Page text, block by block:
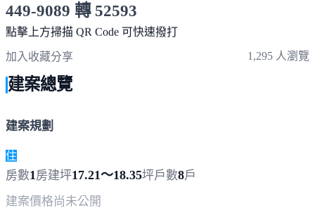
449-9089 轉 52593
服務時間 10:00～19:00
點擊上方掃描 QR Code 可快速撥打
加入收藏分享 1,295 人瀏覽
建案總覽
建案規劃
住
房數1房建坪17.21～18.35坪戶數8戶
建案價格尚未公開